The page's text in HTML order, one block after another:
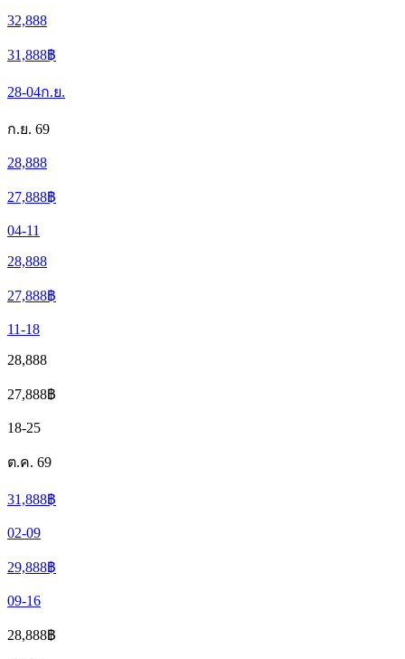
32,888
31,888฿
28-04ก.ย.
ก.ย. 69
28,888
27,888฿
04-11
28,888
27,888฿
11-18
28,888
27,888฿
18-25
ต.ค. 69
31,888฿
02-09
29,888฿
09-16
28,888฿